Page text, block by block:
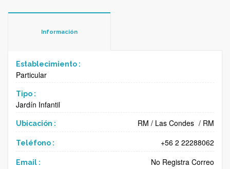
Información
Establecimiento :
Particular
Tipo :
Jardín Infantil
Ubicación : RM / Las Condes / RM
Teléfono : +56 2 22288062
Email : No Registra Correo